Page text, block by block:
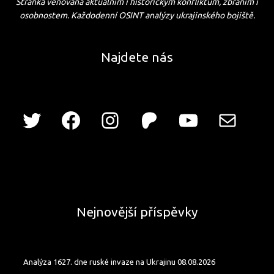
osobnostem. Každodenní OSINT analýzy ukrajinského bojiště.
Najdete nás
Nejnovější příspěvky
Analýza 1627. dne ruské invaze na Ukrajinu 08.08.2026